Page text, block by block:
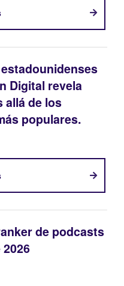
Digital revela
allá de los
populares.
de podcasts